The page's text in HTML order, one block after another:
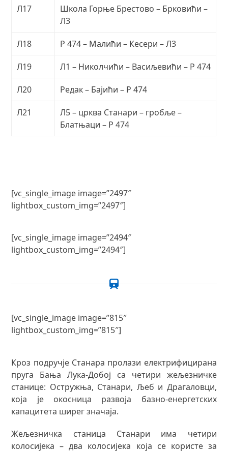
Л17
Школа Горње Брестово – Брковићи –
Л3
Л18 Р 474 – Малићи – Кесери – Л3
Л19 Л1 – Николчићи – Васиљевићи – Р 474
Л20 Редак – Бајићи – Р 474
Л21
Л5 – црква Станари – гробље –
Блатњаци – Р 474
[vc_single_image image=”2497″
lightbox_custom_img=”2497″]
[vc_single_image image=”2494″
lightbox_custom_img=”2494″]
[vc_single_image image=”815″
lightbox_custom_img=”815″]
Кроз подручје Станара пролази електрифицирана
пруга Бања Лука-Добој са четири жељезничке
станице: Остружња, Станари, Љеб и Драгаловци,
која је окосница развоја базно-енергетских
капацитета ширег значаја.
Жељезничка станица Станари има четири
колосијека – два колосијека која се користе за